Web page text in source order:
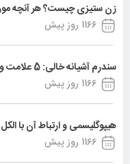
زن ستیزی چیست؟ هر آنچه
1166 روز پیش
سندرم آشیانه خالی: 5 علامت و نشانه آن
1166 روز پیش
هیپوگلیسمی و ارتباط آن با الکل
1166 روز پیش